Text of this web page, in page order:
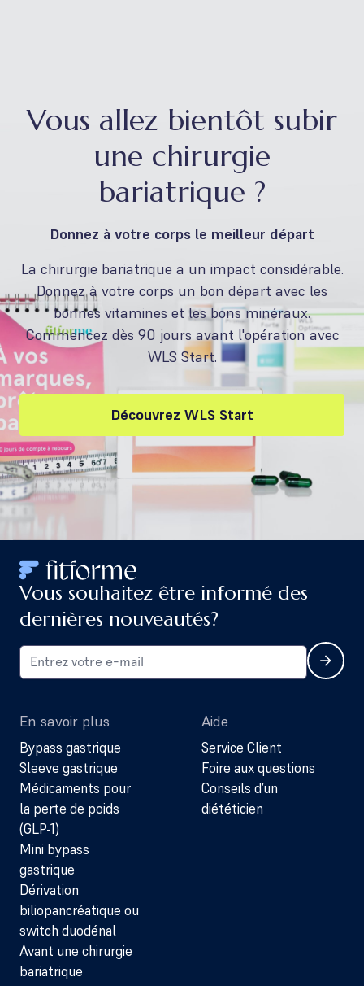
Vous allez bientôt subir
une chirurgie
bariatrique ?
Donnez à votre corps le meilleur départ
La chirurgie bariatrique a un impact considérable.
Donnez à votre corps un bon départ avec les
bonnes vitamines et les bons minéraux.
Commencez dès 90 jours avant l'opération avec
WLS Start.
Découvrez WLS Start
Vous souhaitez être informé des
dernières nouveautés?
En savoir plus
Bypass gastrique
Sleeve gastrique
Médicaments pour
la perte de poids
(GLP-1)
Mini bypass
gastrique
Dérivation
biliopancréatique ou
switch duodénal
Avant une chirurgie
bariatrique
Aide
Service Client
Foire aux questions
Conseils d’un
diététicien